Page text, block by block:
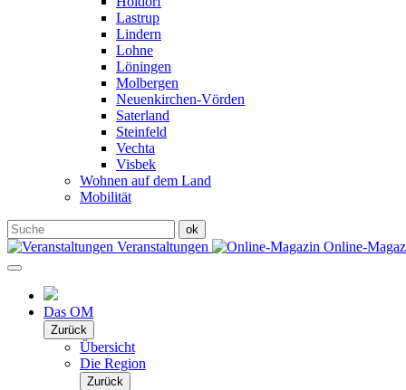
Lastrup
Lindern
Lohne
Löningen
Molbergen
Neuenkirchen-Vörden
Saterland
Steinfeld
Vechta
Visbek
Wohnen auf dem Land
Mobilität
Veranstaltungen Online-
Das OM
Zurück
Übersicht
Die Region
Zurück